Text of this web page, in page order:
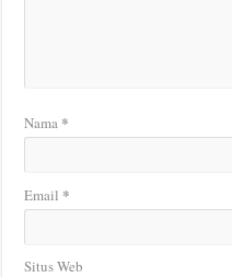
Nama *
Email *
Situs Web